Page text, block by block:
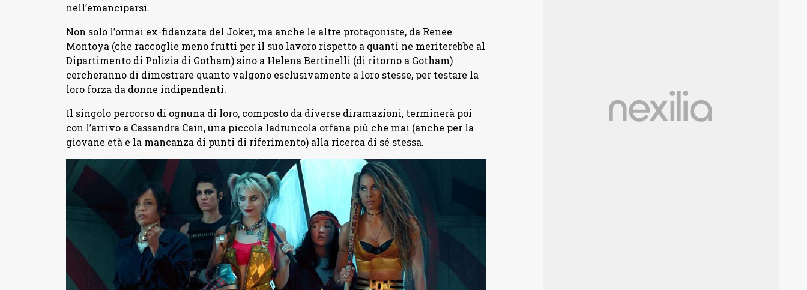
nell’emanciparsi.
Non solo l’ormai ex-fidanzata del Joker, ma anche le altre protagoniste, da Renee
Montoya (che raccoglie meno frutti per il suo lavoro rispetto a quanti ne meriterebbe al
Dipartimento di Polizia di Gotham) sino a Helena Bertinelli (di ritorno a Gotham)
cercheranno di dimostrare quanto valgono esclusivamente a loro stesse, per testare la
loro forza da donne indipendenti.
Il singolo percorso di ognuna di loro, composto da diverse diramazioni, terminerà poi
con l’arrivo a Cassandra Cain, una piccola ladruncola orfana più che mai (anche per la
giovane età e la mancanza di punti di riferimento) alla ricerca di sé stessa.